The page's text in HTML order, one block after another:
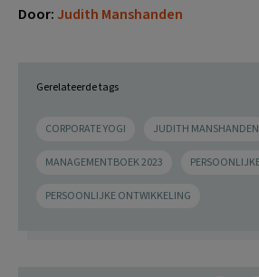
Door: Judith Manshanden
Gerelateerde tags
CORPORATE YOGI JUDITH MANSHANDEN
MANAGEMENTBOEK 2023
PERSOONLIJKE ONTWIKKELING